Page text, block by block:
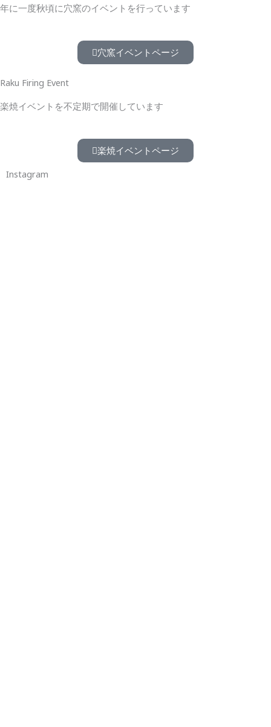
年に一度秋頃に穴窯のイベントを行っています
穴窯イベントページ
Raku Firing Event
楽焼イベントを不定期で開催しています
楽焼イベントページ
Instagram